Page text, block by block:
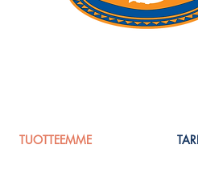
TUOTTEEMME